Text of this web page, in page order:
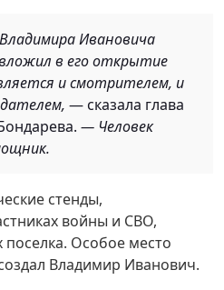
Ивановича
в его открытие
и смотрителем, и
— сказала глава
— Человек
стенды,
войны и СВО,
Особое место
Владимир Иванович.